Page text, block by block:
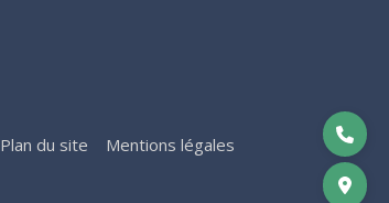
Plan du site Mentions légales